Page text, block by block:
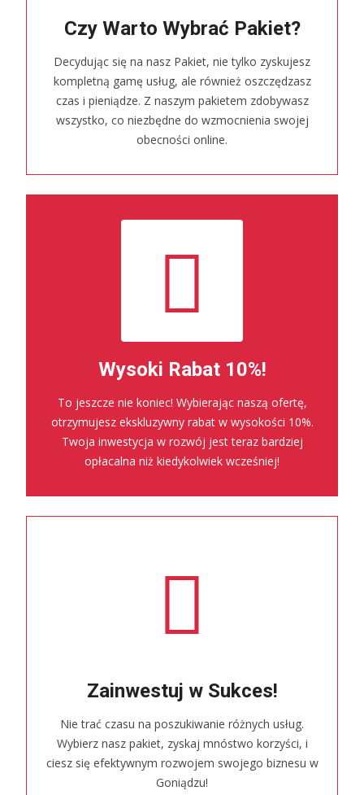
Czy Warto Wybrać Pakiet?
Decydując się na nasz Pakiet, nie tylko zyskujesz
kompletną gamę usług, ale również oszczędzasz
czas i pieniądze. Z naszym pakietem zdobywasz
wszystko, co niezbędne do wzmocnienia swojej
obecności online.
Wysoki Rabat 10%!
To jeszcze nie koniec! Wybierając naszą ofertę,
otrzymujesz ekskluzywny rabat w wysokości 10%.
Twoja inwestycja w rozwój jest teraz bardziej
opłacalna niż kiedykolwiek wcześniej!
Zainwestuj w Sukces!
Nie trać czasu na poszukiwanie różnych usług.
Wybierz nasz pakiet, zyskaj mnóstwo korzyści, i
ciesz się efektywnym rozwojem swojego biznesu w
Goniądzu!